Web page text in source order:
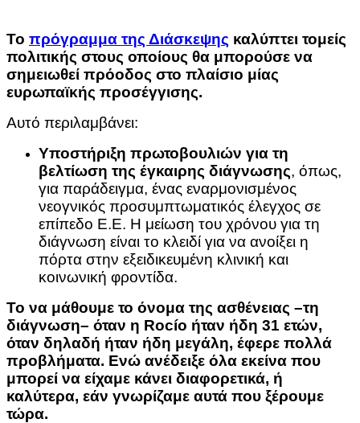
Το πρόγραμμα της Διάσκεψης καλύπτει τομείς
πολιτικής στους οποίους θα μπορούσε να
σημειωθεί πρόοδος στο πλαίσιο μίας
ευρωπαϊκής προσέγγισης.
Αυτό περιλαμβάνει:
Υποστήριξη πρωτοβουλιών για τη
βελτίωση της έγκαιρης διάγνωσης, όπως,
για παράδειγμα, ένας εναρμονισμένος
νεογνικός προσυμπτωματικός έλεγχος σε
επίπεδο Ε.Ε. Η μείωση του χρόνου για τη
διάγνωση είναι το κλειδί για να ανοίξει η
πόρτα στην εξειδικευμένη κλινική και
κοινωνική φροντίδα.
Το να μάθουμε το όνομα της ασθένειας –τη
διάγνωση– όταν η Rocío ήταν ήδη 31 ετών,
όταν δηλαδή ήταν ήδη μεγάλη, έφερε πολλά
προβλήματα. Ενώ ανέδειξε όλα εκείνα που
μπορεί να είχαμε κάνει διαφορετικά, ή
καλύτερα, εάν γνωρίζαμε αυτά που ξέρουμε
τώρα.